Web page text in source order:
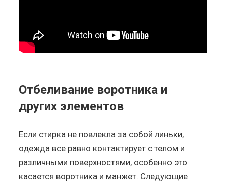
Отбеливание воротника и
других элементов
Если стирка не повлекла за собой линьки,
одежда все равно контактирует с телом и
различными поверхностями, особенно это
касается воротника и манжет. Следующие